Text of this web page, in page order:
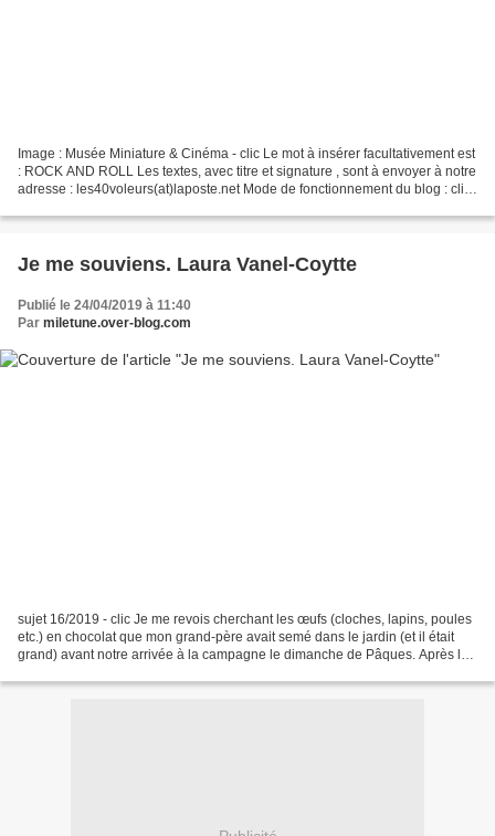
Image : Musée Miniature & Cinéma - clic Le mot à insérer facultativement est
: ROCK AND ROLL Les textes, avec titre et signature , sont à envoyer à notre
adresse : les40voleurs(at)laposte.net Mode de fonctionnement du blog : clic
Je me souviens. Laura Vanel-Coytte
Publié le 24/04/2019 à 11:40
Par miletune.over-blog.com
sujet 16/2019 - clic Je me revois cherchant les œufs (cloches, lapins, poules
etc.) en chocolat que mon grand-père avait semé dans le jardin (et il était
grand) avant notre arrivée à la campagne le dimanche de Pâques. Après les